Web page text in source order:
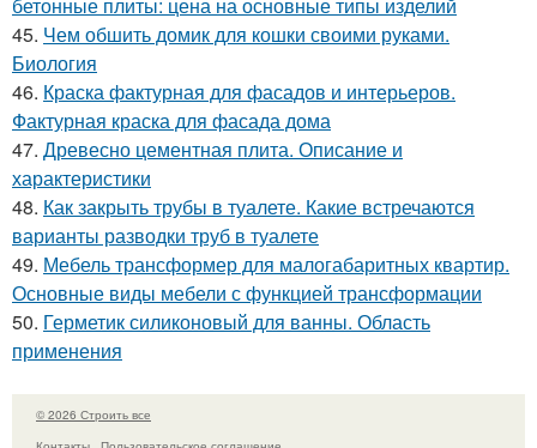
45. Чем обшить домик для кошки своими руками.
Биология
46. Краска фактурная для фасадов и интерьеров.
Фактурная краска для фасада дома
47. Древесно цементная плита. Описание и
характеристики
48. Как закрыть трубы в туалете. Какие встречаются
варианты разводки труб в туалете
49. Мебель трансформер для малогабаритных квартир.
Основные виды мебели с функцией трансформации
50. Герметик силиконовый для ванны. Область
применения
© 2026 Строить все